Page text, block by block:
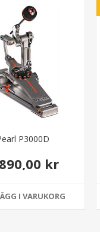
P3000D
kr
I VARUKORG